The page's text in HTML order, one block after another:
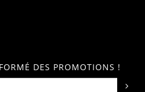
DES PROMOTIONS !